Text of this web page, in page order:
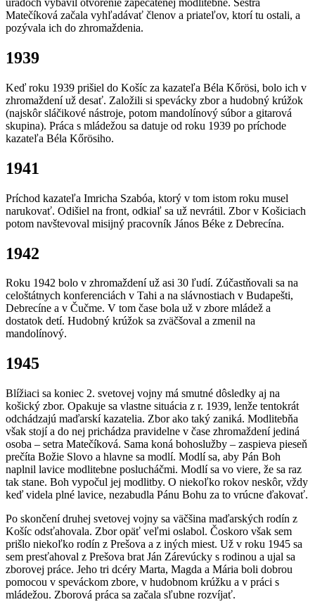
úradoch vybavil otvorenie zapečatenej modlitebne. Sestra
Matečíková začala vyhľadávať členov a priateľov, ktorí tu ostali, a
pozývala ich do zhromaždenia.
1939
Keď roku 1939 prišiel do Košíc za kazateľa Béla Kőrösi, bolo ich v
zhromaždení už desať. Založili si spevácky zbor a hudobný krúžok
(najskôr sláčikové nástroje, potom mandolínový súbor a gitarová
skupina). Práca s mládežou sa datuje od roku 1939 po príchode
kazateľa Béla Kőrösiho.
1941
Príchod kazateľa Imricha Szabóa, ktorý v tom istom roku musel
narukovať. Odišiel na front, odkiaľ sa už nevrátil. Zbor v Košiciach
potom navštevoval misijný pracovník János Béke z Debrecína.
1942
Roku 1942 bolo v zhromaždení už asi 30 ľudí. Zúčastňovali sa na
celoštátnych konferenciách v Tahi a na slávnostiach v Budapešti,
Debrecíne a v Čučme. V tom čase bola už v zbore mládež a
dostatok detí. Hudobný krúžok sa zväčšoval a zmenil na
mandolínový.
1945
Blížiaci sa koniec 2. svetovej vojny má smutné dôsledky aj na
košický zbor. Opakuje sa vlastne situácia z r. 1939, lenže tentokrát
odchádzajú maďarskí kazatelia. Zbor ako taký zaniká. Modlitebňa
však stojí a do nej prichádza pravidelne v čase zhromaždení jediná
osoba – setra Matečíková. Sama koná bohoslužby – zaspieva pieseň
prečíta Božie Slovo a hlavne sa modlí. Modlí sa, aby Pán Boh
naplnil lavice modlitebne poslucháčmi. Modlí sa vo viere, že sa raz
tak stane. Boh vypočul jej modlitby. O niekoľko rokov neskôr, vždy
keď videla plné lavice, nezabudla Pánu Bohu za to vrúcne ďakovať.
Po skončení druhej svetovej vojny sa väčšina maďarských rodín z
Košíc odsťahovala. Zbor opäť veľmi oslabol. Čoskoro však sem
prišlo niekoľko rodín z Prešova a z iných miest. Už v roku 1945 sa
sem presťahoval z Prešova brat Ján Zárevúcky s rodinou a ujal sa
zborovej práce. Jeho tri dcéry Marta, Magda a Mária boli dobrou
pomocou v speváckom zbore, v hudobnom krúžku a v práci s
mládežou. Zborová práca sa začala sľubne rozvíjať.